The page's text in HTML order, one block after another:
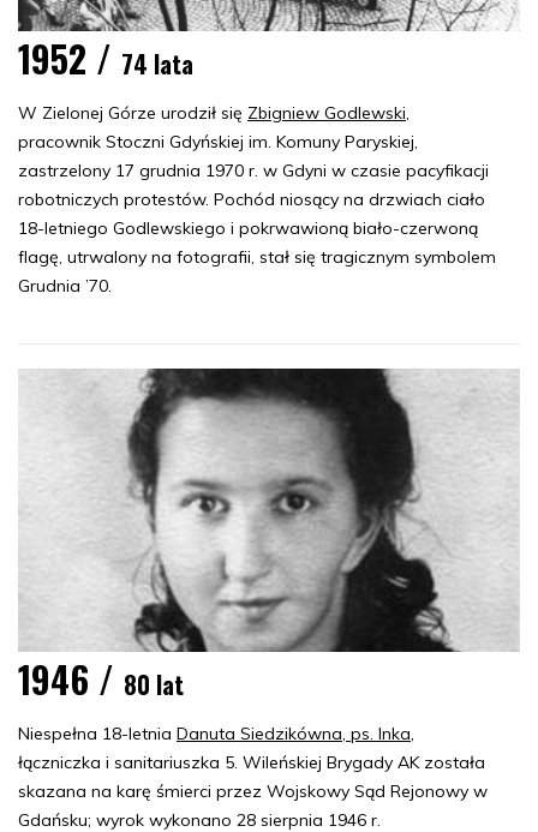
1952 / 74 lata
W Zielonej Górze urodził się Zbigniew Godlewski,
pracownik Stoczni Gdyńskiej im. Komuny Paryskiej,
zastrzelony 17 grudnia 1970 r. w Gdyni w czasie pacyfikacji
robotniczych protestów. Pochód niosący na drzwiach ciało
18-letniego Godlewskiego i pokrwawioną biało-czerwoną
flagę, utrwalony na fotografii, stał się tragicznym symbolem
Grudnia ’70.
1946 / 80 lat
Niespełna 18-letnia Danuta Siedzikówna, ps. Inka,
łączniczka i sanitariuszka 5. Wileńskiej Brygady AK została
skazana na karę śmierci przez Wojskowy Sąd Rejonowy w
Gdańsku; wyrok wykonano 28 sierpnia 1946 r.